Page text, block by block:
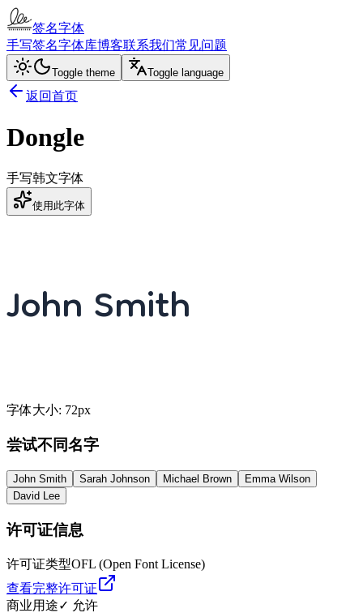
签名字体
手写签名字体库博客联系我们常见问题
Toggle theme Toggle language
返回首页
Dongle
手写韩文字体
使用此字体
John Smith
字体大小: 72px
尝试不同名字
John Smith Sarah Johnson Michael Brown
Emma Wilson
David Lee
许可证信息
许可证类型OFL (Open Font License)
查看完整许可证
商业用途✓ 允许